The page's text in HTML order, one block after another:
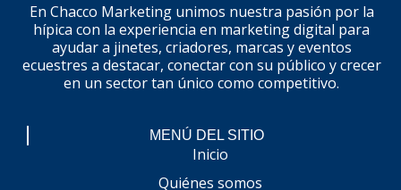
En Chacco Marketing unimos nuestra pasión por la
hípica con la experiencia en marketing digital para
ayudar a jinetes, criadores, marcas y eventos
ecuestres a destacar, conectar con su público y crecer
en un sector tan único como competitivo.
MENÚ DEL SITIO
Inicio
Quiénes somos